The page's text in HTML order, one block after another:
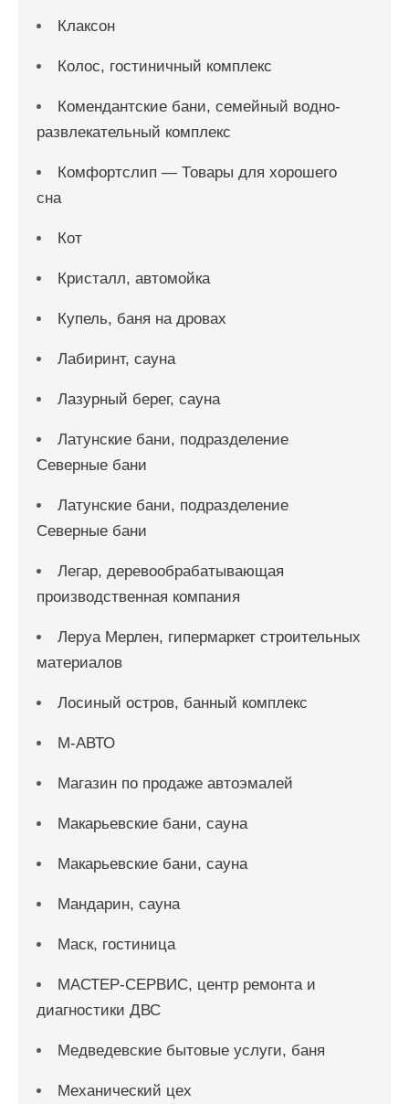
Клаксон
Колос, гостиничный комплекс
Комендантские бани, семейный водно-
развлекательный комплекс
Комфортслип — Товары для хорошего
сна
Кот
Кристалл, автомойка
Купель, баня на дровах
Лабиринт, сауна
Лазурный берег, сауна
Латунские бани, подразделение
Северные бани
Латунские бани, подразделение
Северные бани
Легар, деревообрабатывающая
производственная компания
Леруа Мерлен, гипермаркет строительных
материалов
Лосиный остров, банный комплекс
М-АВТО
Магазин по продаже автоэмалей
Макарьевские бани, сауна
Макарьевские бани, сауна
Мандарин, сауна
Маск, гостиница
МАСТЕР-СЕРВИС, центр ремонта и
диагностики ДВС
Медведевские бытовые услуги, баня
Механический цех